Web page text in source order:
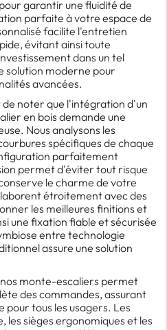
garantir une fluidité de
parfaite à votre espace de
facilite l'entretien
évitant ainsi toute
dans un tel
solution moderne pour
avancées.
noter que l'intégration d'un
en bois demande une
Nous analysons les
spécifiques de chaque
parfaitement
permet d'éviter tout risque
le charme de votre
étroitement avec des
les meilleures finitions et
une fixation fiable et sécurisée
entre technologie
assure une solution
monte-escaliers permet
des commandes, assurant
pour tous les usagers. Les
sièges ergonomiques et les